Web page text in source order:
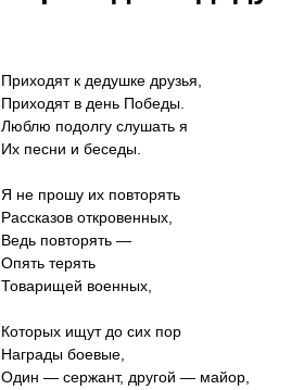
Приходят к дедушке друзья,
Приходят в день Победы.
Люблю подолгу слушать я
Их песни и беседы.
Я не прошу их повторять
Рассказов откровенных,
Ведь повторять —
Опять терять
Товарищей военных,
Которых ищут до сих пор
Награды боевые,
Один — сержант, другой — майор,